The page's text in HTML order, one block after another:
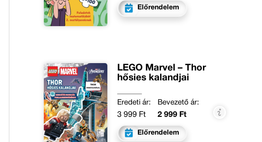
Előrendelem
LEGO Marvel – Thor
hősies kalandjai
Eredeti ár:
3 999 Ft
Bevezető ár:
2 999 Ft
Előrendelem